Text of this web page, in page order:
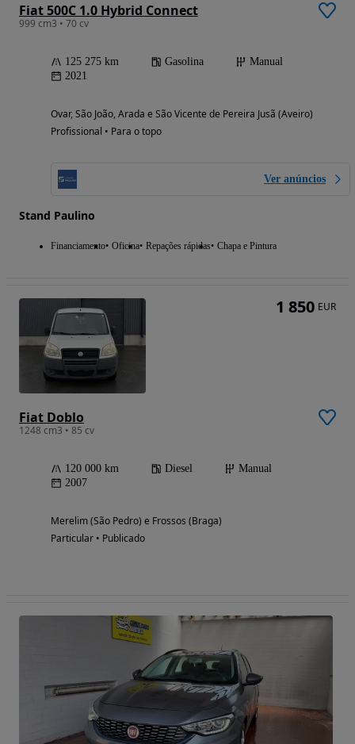
Fiat 500C 1.0 Hybrid Connect
999 cm3 • 70 cv
125 275 km Gasolina
Manual
2021
Ovar, São João, Arada e São Vicente de Pereira Jusã (Aveiro)
Profissional • Para o topo
Ver anúncios
Stand Paulino
Financiamento Oficina Repações rápidas Chapa e Pintura
Fiat Doblo
1248 cm3 • 85 cv
120 000 km Diesel
Manual
2007
Merelim (São Pedro) e Frossos (Braga)
Particular • Publicado
1 850 EUR